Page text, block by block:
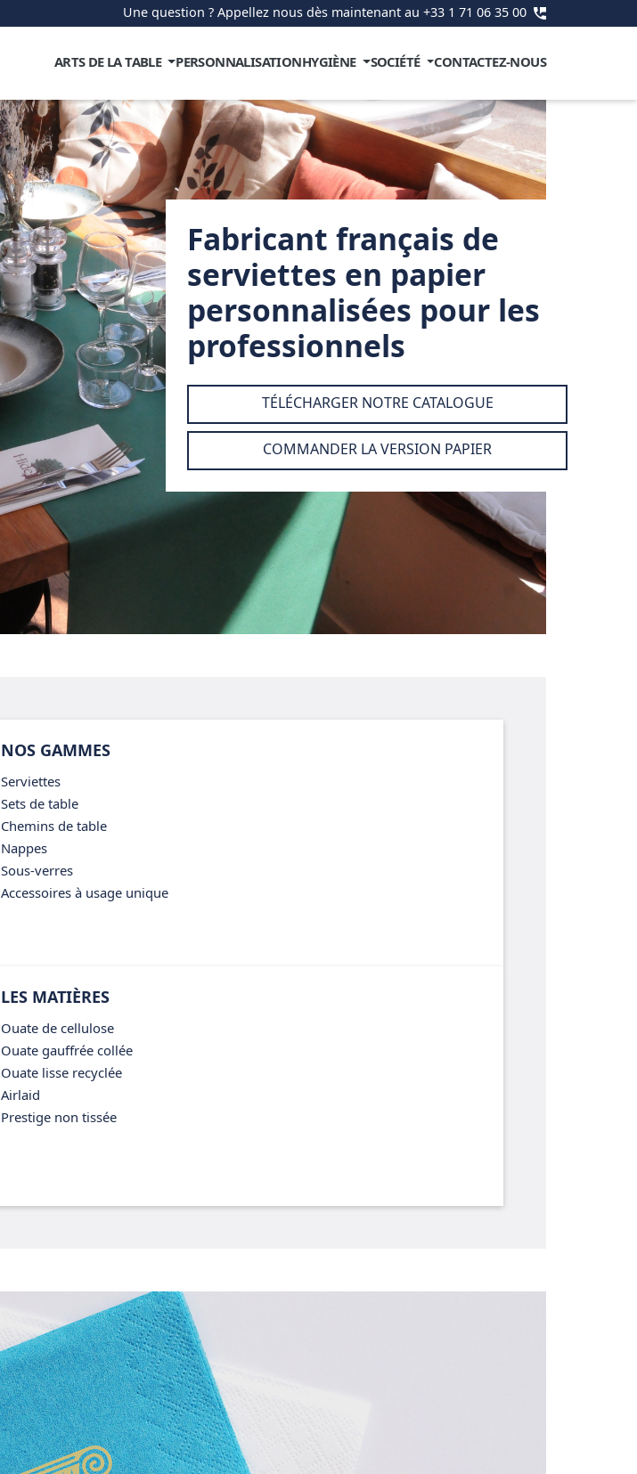
Une question ? Appellez nous dès maintenant au +33 1 71 06 35 00
ARTS DE LA TABLE PERSONNALISATIONHYGIÈNE SOCIÉTÉ CONTACTEZ-NOUS
Fabricant français de
serviettes en papier
personnalisées pour les
professionnels
TÉLÉCHARGER NOTRE CATALOGUE
COMMANDER LA VERSION PAPIER
NOS GAMMES
Serviettes
Sets de table
Chemins de table
Nappes
Sous-verres
Accessoires à usage unique
LES MATIÈRES
Ouate de cellulose
Ouate gauffrée collée
Ouate lisse recyclée
Airlaid
Prestige non tissée